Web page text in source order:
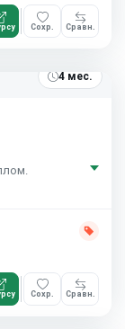
Сохр. Сравн.
4 мес.
Сохр. Сравн.